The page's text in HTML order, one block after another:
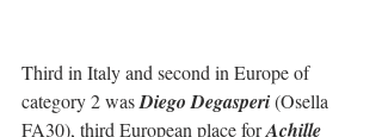
Third in Italy and second in Europe of
category 2 was Diego Degasperi (Osella
FA30), third European place for Achille